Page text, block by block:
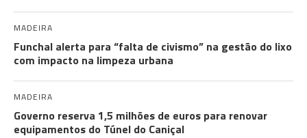
MADEIRA
Funchal alerta para “falta de civismo” na gestão do lixo
com impacto na limpeza urbana
MADEIRA
Governo reserva 1,5 milhões de euros para renovar
equipamentos do Túnel do Caniçal